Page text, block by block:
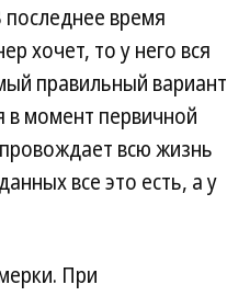
время
хочет, то у него вся
правильный вариант
момент первичной
всю жизнь
все это есть, а у
При